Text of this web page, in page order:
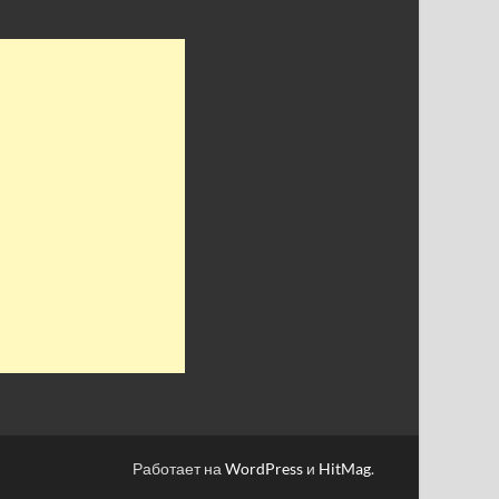
Работает на WordPress и HitMag.